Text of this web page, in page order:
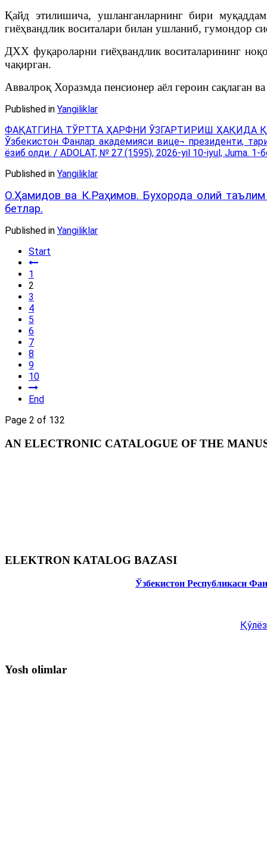
Қайд этилишича, ушланганларнинг бири
гиёҳвандлик воситалари билан ушланиб, гумондор
ДХХ фуқароларни гиёҳвандлик воситаларининг
чақирган.
Аввалроқ Хоразмда пенсионер аёл героин сақлаган
Published in Yangiliklar
ФАҚАТГИНА ТЎРТТА ҲАРФНИ ЎЗГАРТИРИШ
Ўзбекистон Фанлар академияси вице¬ президенти,
ёзиб олди. / ADOLAT, № 27 (1595), 2026-yil 10-iyul, Juma. 1-
Published in Yangiliklar
О.Ҳамидов ва К.Раҳимов. Бухорода олий
бетлар.
Published in Yangiliklar
Start
1
2
3
4
5
6
7
8
9
10
End
Page 2 of 132
AN ELECTRONIC CATALOGUE OF THE
ELEKTRON KATALOG BAZASI
Ўзбекистон Республикаси
Yosh olimlar